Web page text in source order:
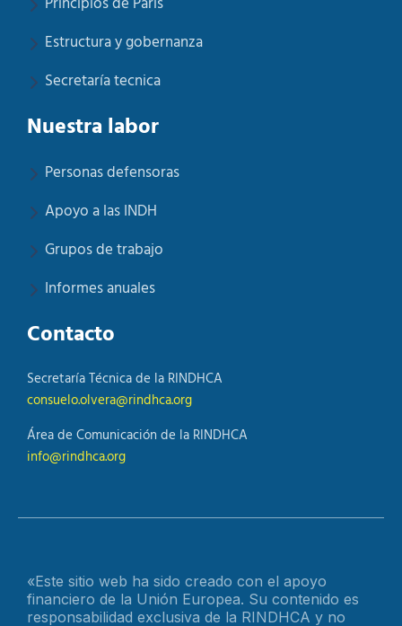
Estructura y gobernanza
Secretaría tecnica
Nuestra labor
Personas defensoras
Apoyo a las INDH
Grupos de trabajo
Informes anuales
Contacto
Secretaría Técnica de la RINDHCA
consuelo.olvera@rindhca.org
Área de Comunicación de la RINDHCA
info@rindhca.org
«Este sitio web ha sido creado con el apoyo
financiero de la Unión Europea. Su contenido es
responsabilidad exclusiva de la RINDHCA y no